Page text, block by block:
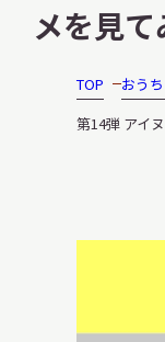
館
メを見て
TOP
おう
第14弾 アイ